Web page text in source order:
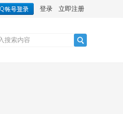
登录 立即注册